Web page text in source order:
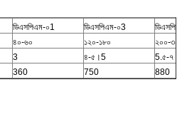
ডিএসপিএম-০1 ডিএসপিএম-০3
৪০-৬০ ১২০-১৮০
২০০-
3 ৪-৫।5
5.৫-
360 750 880